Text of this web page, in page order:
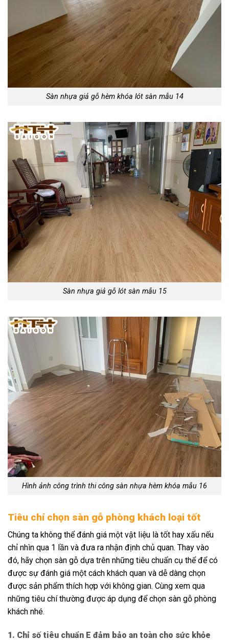
Sàn nhựa giả gỗ hèm khóa lót sàn mẫu 14
Sàn nhựa giả gỗ lót sàn mẫu 15
Hình ảnh công trình thi công sàn nhựa hèm khóa mẫu 16
Tiêu chí chọn sàn gỗ phòng khách loại tốt
Chúng ta không thể đánh giá một vật liệu là tốt hay xấu nếu
chỉ nhìn qua 1 lần và đưa ra nhận định chủ quan. Thay vào
đó, hãy chọn sàn gỗ dựa trên những tiêu chuẩn cụ thể để có
được sự đánh giá một cách khách quan và dễ dàng chọn
được sản phẩm thích hợp với không gian. Cùng xem qua
những tiêu chí thường được áp dụng để chọn sàn gỗ phòng
khách nhé.
1. Chỉ số tiêu chuẩn E đảm bảo an toàn cho sức khỏe